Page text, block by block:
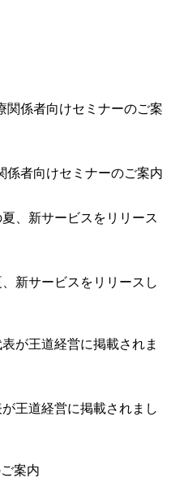
係者向けセミナーのご案内
新サービスをリリースし
王道経営に掲載されまし